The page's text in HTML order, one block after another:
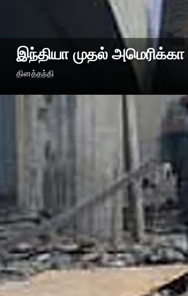
இந்தியா முதல்
தினத்தந்தி